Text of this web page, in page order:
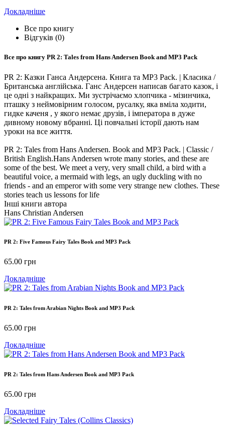
Докладніше
Все про книгу
Відгуків (0)
Все про книгу PR 2: Tales from Hans Andersen Book and MP3 Pack
PR 2: Казки Ганса Андерсена. Книга та MP3 Pack. | Класика /
Британська англійська. Ганс Андерсен написав багато казок, і
це одні з найкращих. Ми зустрічаємо хлопчика - мізинчика,
пташку з неймовірним голосом, русалку, яка вміла ходити,
гидке каченя , у якого немає друзів, і імператора в дуже
дивному новому вбранні. Ці повчальні історії дають нам
уроки на все життя.
PR 2: Tales from Hans Andersen. Book and MP3 Pack. | Classic /
British English.Hans Andersen wrote many stories, and these are
some of the best. We meet a very, very small child, a bird with a
beautiful voice, a mermaid with legs, an ugly duckling with no
friends - and an emperor with some very strange new clothes. These
stories teach us lessons for life
Інші книги автора
Hans Christian Andersen
PR 2: Five Famous Fairy Tales Book and MP3 Pack
65.00 грн
Докладніше
PR 2: Tales from Arabian Nights Book and MP3 Pack
65.00 грн
Докладніше
PR 2: Tales from Hans Andersen Book and MP3 Pack
65.00 грн
Докладніше